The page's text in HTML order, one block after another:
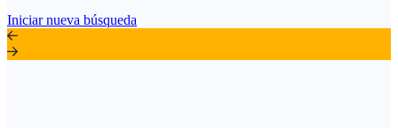
Iniciar nueva búsqueda